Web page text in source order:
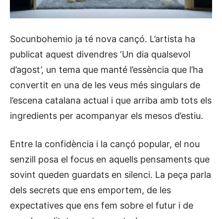
Socunbohemio ja té nova cançó. L’artista ha
publicat aquest divendres ‘Un dia qualsevol
d’agost’, un tema que manté l’essència que l’ha
convertit en una de les veus més singulars de
l’escena catalana actual i que arriba amb tots els
ingredients per acompanyar els mesos d’estiu.
Entre la confidència i la cançó popular, el nou
senzill posa el focus en aquells pensaments que
sovint queden guardats en silenci. La peça parla
dels secrets que ens emportem, de les
expectatives que ens fem sobre el futur i de